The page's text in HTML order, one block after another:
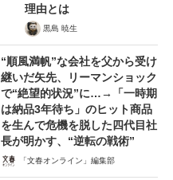
理由とは
黒島 暁生
“順風満帆”な会社を父から受け
継いだ矢先、リーマンショック
で“絶望的状況”に…→「一時期
は納品3年待ち」のヒット商品
を生んで危機を脱した四代目社
長が明かす、“逆転の戦術”
「文春オンライン」編集部